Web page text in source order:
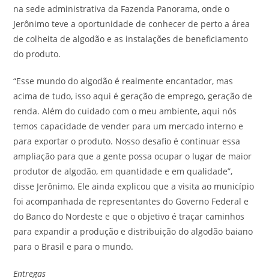
na sede administrativa da Fazenda Panorama, onde o
Jerônimo teve a oportunidade de conhecer de perto a área
de colheita de algodão e as instalações de beneficiamento
do produto.
“Esse mundo do algodão é realmente encantador, mas
acima de tudo, isso aqui é geração de emprego, geração de
renda. Além do cuidado com o meu ambiente, aqui nós
temos capacidade de vender para um mercado interno e
para exportar o produto. Nosso desafio é continuar essa
ampliação para que a gente possa ocupar o lugar de maior
produtor de algodão, em quantidade e em qualidade”,
disse Jerônimo. Ele ainda explicou que a visita ao município
foi acompanhada de representantes do Governo Federal e
do Banco do Nordeste e que o objetivo é traçar caminhos
para expandir a produção e distribuição do algodão baiano
para o Brasil e para o mundo.
Entregas